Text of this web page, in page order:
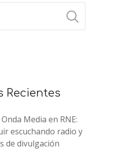
Recientes
Media en RNE:
escuchando radio y
de divulgación